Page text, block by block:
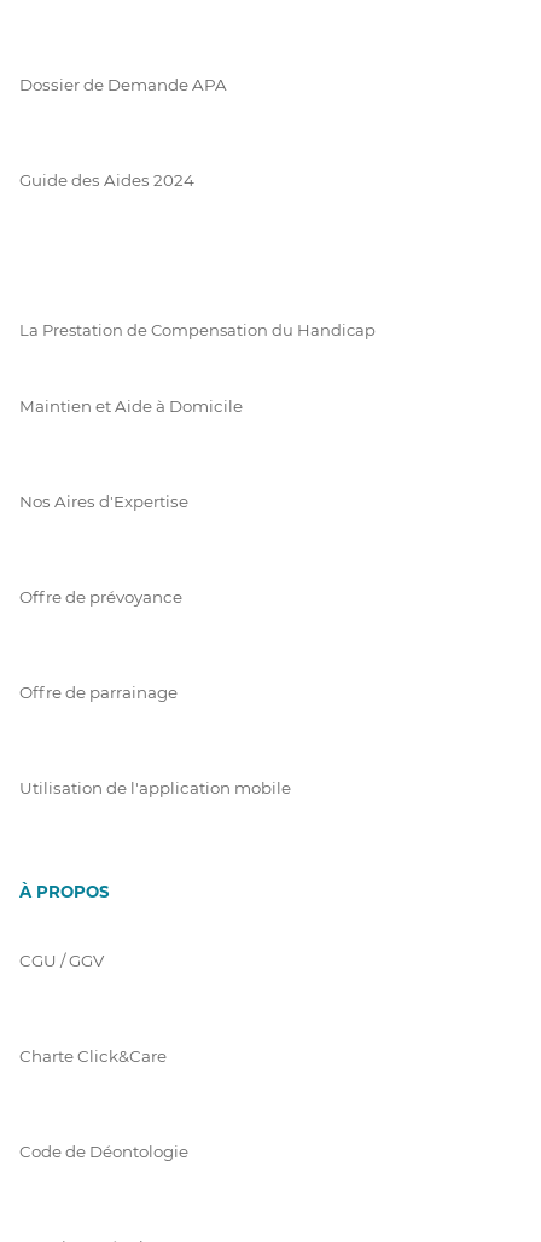
Dossier de Demande APA
Guide des Aides 2024
La Prestation de Compensation du Handicap
Maintien et Aide à Domicile
Nos Aires d'Expertise
Offre de prévoyance
Offre de parrainage
Utilisation de l'application mobile
À PROPOS
CGU / GGV
Charte Click&Care
Code de Déontologie